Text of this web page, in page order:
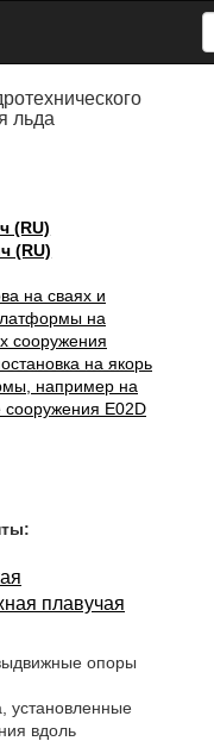
льда
(RU)
(RU)
на сваях и
на
сооружения
на якорь
например на
E02D
плавучая
опоры
установленные
вдоль